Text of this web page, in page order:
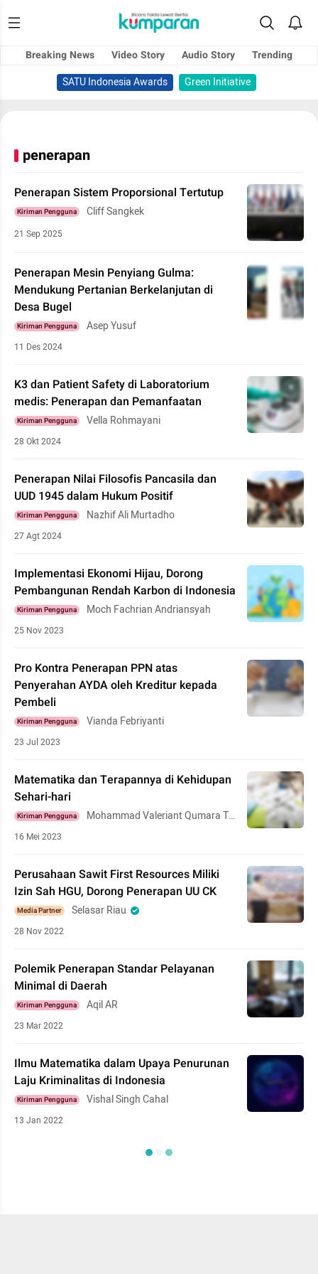
Breaking News Video Story Audio Story
Trending
SATU Indonesia Awards
Green Initiative
penerapan
Penerapan Sistem Proporsional Tertutup
Kiriman Pengguna Cliff Sangkek
21 Sep 2025
Penerapan Mesin Penyiang Gulma:
Mendukung Pertanian Berkelanjutan di
Desa Bugel
Kiriman Pengguna Asep Yusuf
11 Des 2024
K3 dan Patient Safety di Laboratorium
medis: Penerapan dan Pemanfaatan
Kiriman Pengguna Vella Rohmayani
28 Okt 2024
Penerapan Nilai Filosofis Pancasila dan
UUD 1945 dalam Hukum Positif
Kiriman Pengguna Nazhif Ali Murtadho
27 Agt 2024
Implementasi Ekonomi Hijau, Dorong
Pembangunan Rendah Karbon di Indonesia
Kiriman Pengguna Moch Fachrian Andriansyah
25 Nov 2023
Pro Kontra Penerapan PPN atas
Penyerahan AYDA oleh Kreditur kepada
Pembeli
Kiriman Pengguna Vianda Febriyanti
23 Jul 2023
Matematika dan Terapannya di Kehidupan
Sehari-hari
Kiriman Pengguna
Mohammad Valeriant Qumara Ta
16 Mei 2023
Perusahaan Sawit First Resources Miliki
Izin Sah HGU, Dorong Penerapan UU CK
Media Partner Selasar Riau
28 Nov 2022
Polemik Penerapan Standar Pelayanan
Minimal di Daerah
Kiriman Pengguna Aqil AR
23 Mar 2022
Ilmu Matematika dalam Upaya Penurunan
Laju Kriminalitas di Indonesia
Kiriman Pengguna Vishal Singh Cahal
13 Jan 2022